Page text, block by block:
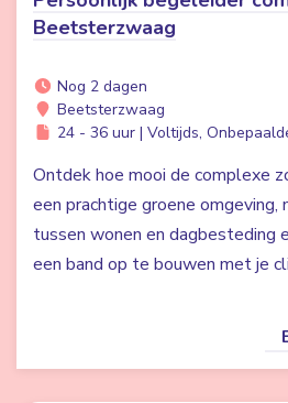
Beetsterzwaag
Nog 2 dagen
Beetsterzwaag
24 - 36 uur | Voltijds,
Ontdek hoe mooi de complexe
een prachtige groene
tussen wonen en dagbesteding
een band op te bouwen met je